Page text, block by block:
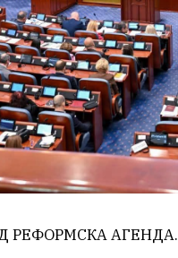
РЕФОРМСКА АГЕНДА.